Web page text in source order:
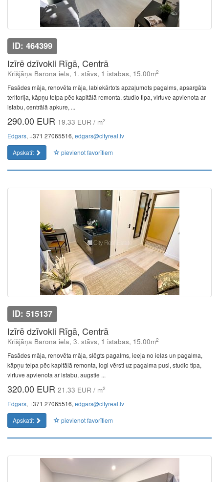
ID: 464399
Izīrē dzīvokli Rīgā, Centrā
Krišjāņa Barona iela, 1. stāvs, 1 istabas, 15.00m2
Fasādes māja, renovēta māja, labiekārtots apzaļumots pagalms, apsargāta
teritorija, kāpņu telpa pēc kapitālā remonta, studio tipa, virtuve apvienota ar
istabu, centrālā apkure, ...
290.00 EUR 19.33 EUR / m2
Edgars, +371 27065516, edgars@cityreal.lv
Apskatīt
pievienot favorītiem
ID: 515137
Izīrē dzīvokli Rīgā, Centrā
Krišjāņa Barona iela, 3. stāvs, 1 istabas, 15.00m2
Fasādes māja, renovēta māja, slēgts pagalms, ieeja no ielas un pagalma,
kāpņu telpa pēc kapitālā remonta, logi vērsti uz pagalma pusi, studio tipa,
virtuve apvienota ar istabu, augstie ...
320.00 EUR 21.33 EUR / m2
Edgars, +371 27065516, edgars@cityreal.lv
Apskatīt
pievienot favorītiem